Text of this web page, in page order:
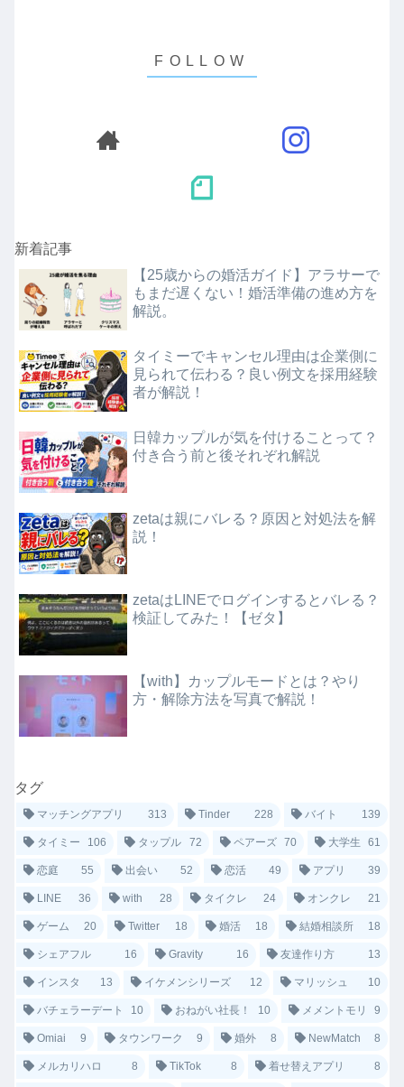
新着記事
【25歳からの婚活ガイド】アラサーで
もまだ遅くない！婚活準備の進め方を
解説。
タイミーでキャンセル理由は企業側に
見られて伝わる？良い例文を採用経験
者が解説！
日韓カップルが気を付けることって？
付き合う前と後それぞれ解説
zetaは親にバレる？原因と対処法を解
説！
zetaはLINEでログインするとバレる？
検証してみた！【ゼタ】
【with】カップルモードとは？やり
方・解除方法を写真で解説！
タグ
マッチングアプリ 313 Tinder 228 バイト 139
タイミー 106 タップル 72 ペアーズ 70 大学生 61
恋庭 55 出会い 52 恋活 49 アプリ 39
LINE 36 with 28 タイクレ 24 オンクレ 21
ゲーム 20 Twitter 18 婚活 18 結婚相談所 18
シェアフル 16 Gravity 16 友達作り方 13
インスタ 13 イケメンシリーズ 12 マリッシュ 10
バチェラーデート 10 おねがい社長！ 10 メメントモリ 9
Omiai 9 タウンワーク 9 婚外 8 NewMatch 8
メルカリハロ 8 TikTok 8 着せ替えアプリ 8